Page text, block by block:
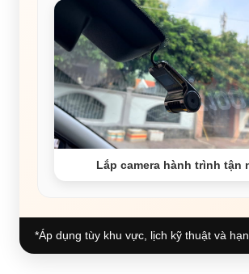
Lắp camera hành trình tận
*Áp dụng tùy khu vực, lịch kỹ thuật và